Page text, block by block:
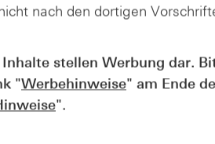
im Zusammenhang mit einer
2025) auf rund 11 Mio. Euro. Der
auf etwa 273 Mio. Euro.
Mio. Euro (jeweils ±30 Mio.
nach den dortigen
stellen Werbung dar.
"Werbehinweise" am Ende
".